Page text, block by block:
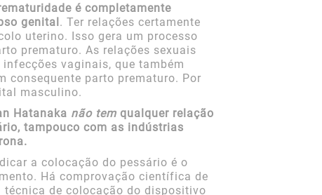
é completamente
genital. Ter relações certamente
uterino. Isso gera um processo
prematuro. As relações sexuais
vaginais, que também
consequente parto prematuro. Por
masculino.
Hatanaka não tem qualquer relação
tampouco com as indústrias
a colocação do pessário é o
Há comprovação científica de
de colocação do dispositivo